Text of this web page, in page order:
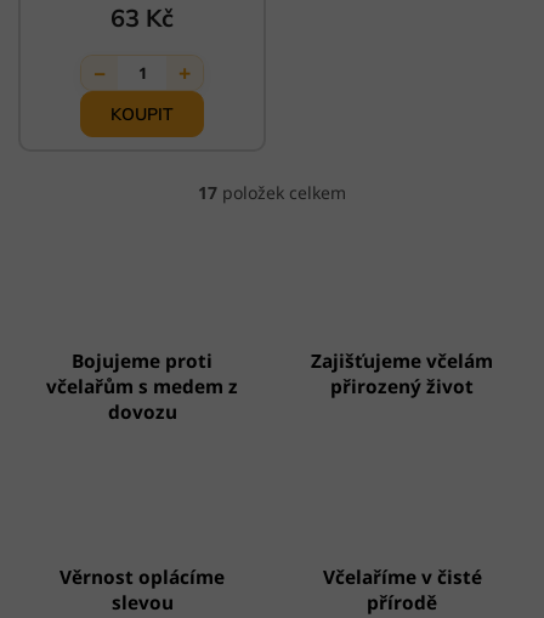
63 Kč
− 1 +
O
17 položek celkem
Bojujeme proti
včelařům s medem z
dovozu
Zajišťujeme včelám
přirozený život
Věrnost oplácíme
slevou
Včelaříme v čisté
přírodě